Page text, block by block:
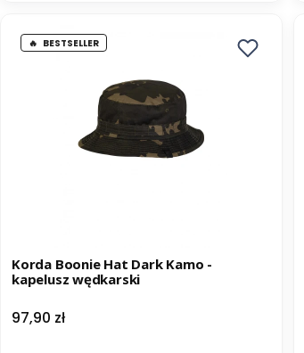
BESTSELLER
Korda Boonie Hat Dark Kamo -
kapelusz wędkarski
Cena
97,90 zł